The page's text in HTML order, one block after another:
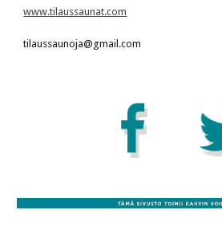
www.tilaussaunat.com
tilaussaunoja@gmail.com